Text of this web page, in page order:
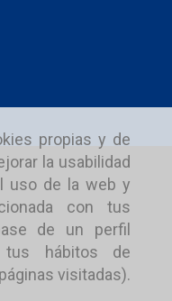
propias y de
la usabilidad
uso de la web y
con tus
de un perfil
hábitos de
visitadas).